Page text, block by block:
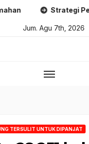
Strategi Penjualan
Jum. Agu 7th, 2026
TERSULIT UNTUK DIPANJAT